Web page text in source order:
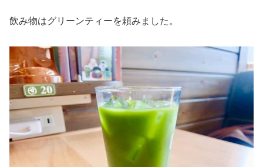
飲み物はグリーンティーを頼みました。